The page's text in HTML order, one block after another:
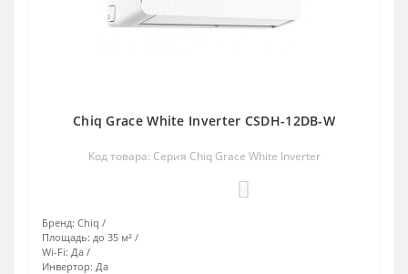
Chiq Grace White Inverter CSDH-12DB-W
Код товара: Серия Chiq Grace White Inverter
Бренд: Chiq
Площадь: до 35 м²
Wi-Fi: Да
Инвертор: Да